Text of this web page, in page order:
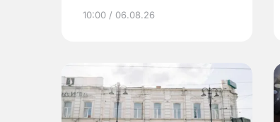
10:00 / 06.08.26